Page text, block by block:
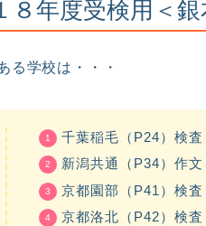
８年度受検用＜
る学校は・・・
千葉稲毛（P24）検査
新潟共通（P34）作文
京都園部（P41）検
京都洛北（P42）検